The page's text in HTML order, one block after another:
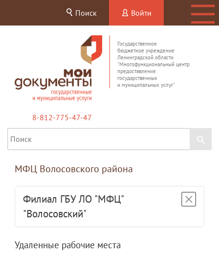
Поиск Войти
Государственное
бюджетное учреждение
Ленинградской области
"Многофункциональный центр
предоставления
государственных
и муниципальных услуг"
8-812-775-47-47
МФЦ Волосовского района
Филиал ГБУ ЛО "МФЦ"
"Волосовский"
Удаленные рабочие места